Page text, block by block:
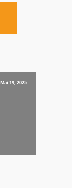
Mai 19, 2025